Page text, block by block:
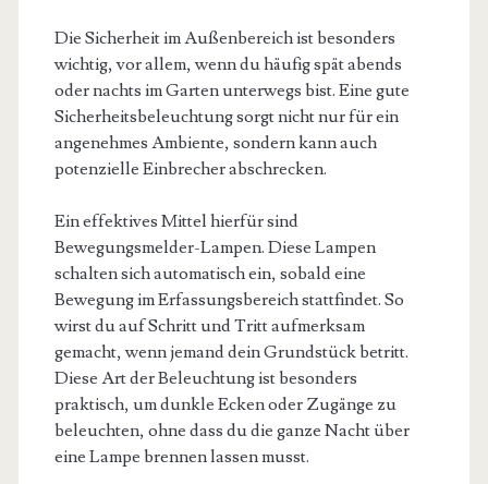
Die Sicherheit im Außenbereich ist besonders
wichtig, vor allem, wenn du häufig spät abends
oder nachts im Garten unterwegs bist. Eine gute
Sicherheitsbeleuchtung sorgt nicht nur für ein
angenehmes Ambiente, sondern kann auch
potenzielle Einbrecher abschrecken.
Ein effektives Mittel hierfür sind
Bewegungsmelder-Lampen. Diese Lampen
schalten sich automatisch ein, sobald eine
Bewegung im Erfassungsbereich stattfindet. So
wirst du auf Schritt und Tritt aufmerksam
gemacht, wenn jemand dein Grundstück betritt.
Diese Art der Beleuchtung ist besonders
praktisch, um dunkle Ecken oder Zugänge zu
beleuchten, ohne dass du die ganze Nacht über
eine Lampe brennen lassen musst.